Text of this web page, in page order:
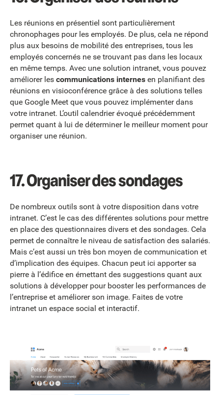
Les réunions en présentiel sont particulièrement
chronophages pour les employés. De plus, cela ne répond
plus aux besoins de mobilité des entreprises, tous les
employés concernés ne se trouvant pas dans les locaux
en même temps. Avec une solution intranet, vous pouvez
améliorer les communications internes en planifiant des
réunions en visioconférence grâce à des solutions telles
que Google Meet que vous pouvez implémenter dans
votre intranet. L’outil calendrier évoqué précédemment
permet quant à lui de déterminer le meilleur moment pour
organiser une réunion.
17.Organiser des sondages
De nombreux outils sont à votre disposition dans votre
intranet. C’est le cas des différentes solutions pour mettre
en place des questionnaires divers et des sondages. Cela
permet de connaître le niveau de satisfaction des salariés.
Mais c’est aussi un très bon moyen de communication et
d’implication des équipes. Chacun peut ici apporter sa
pierre à l’édifice en émettant des suggestions quant aux
solutions à développer pour booster les performances de
l’entreprise et améliorer son image. Faites de votre
intranet un espace social et interactif.